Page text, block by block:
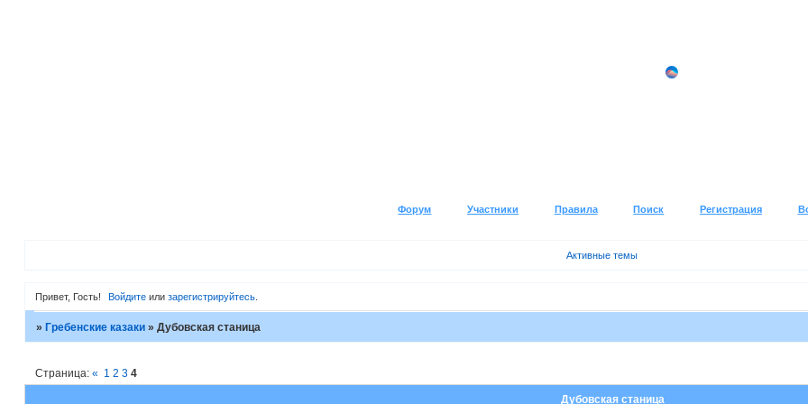
Форум Участники Правила Поиск Регистрация
Активные темы
Привет, Гость! Войдите илизарегистрируйтесь
» Гребенские казаки » Дубовская станица
Дубовская станица
Страница: « 1 2 3 4